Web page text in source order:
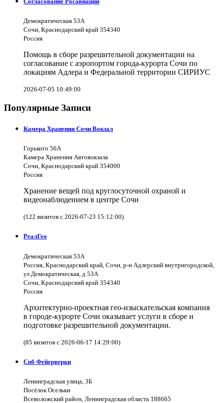
Демократическая 53А
Сочи, Краснодарский край 354340
Россия
Помощь в сборе разрешительной документации на
согласование с аэропортом города-курорта Сочи по
локациям Адлера и Федеральной территории СИРИУС
2026-07-05 10:49:00
Популярные Записи
Камера Хранения Сочи Вокзал
Горького 56А
Камера Хранения Автовокзала
Сочи, Краснодарский край 354000
Россия
Хранение вещей под круглосуточной охраной и
видеонаблюдением в центре Сочи
(122 визитов с 2026-07-23 15:12:00)
РеалГео
Демократическая 53А
Россия, Краснодарский край, Сочи, р-н Адлерский внутригородской,
ул Демократическая, д 53А
Сочи, Краснодарский край 354340
Россия
Архитектурно-проектная гео-изыскательская компания
в городе-курорте Сочи оказывает услуги в сборе и
подготовке разрешительной документации.
(85 визитов с 2026-06-17 14:29:00)
Спб Фейерверки
Ленинградская улица, 3Б
Посёлок Осельки
Всеволожский район, Ленинградская область 188665